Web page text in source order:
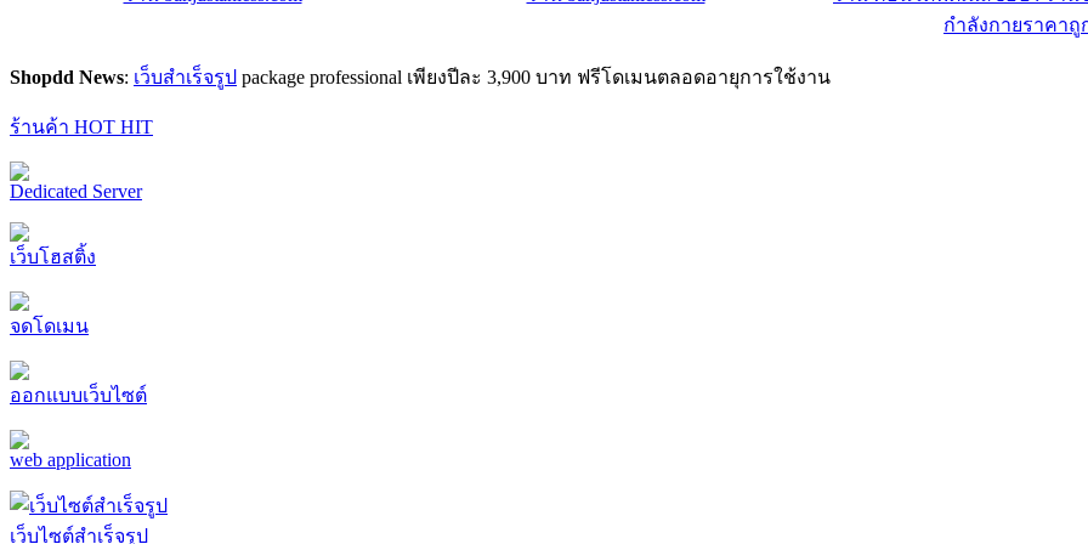
Shopdd News: เว็บสำเร็จรูป package professional เพียงปีละ 3,900 บาท ฟรีโดเมนตลอดอายุการใช้งาน
ร้านค้า HOT HIT
Dedicated Server
เว็บโฮสติ้ง
จดโดเมน
ออกแบบเว็บไซต์
web application
เว็บไซต์สำเร็จรูป